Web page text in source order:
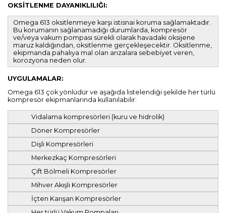
OKSİTLENME DAYANIKLILIĞI:
Omega 613 oksitlenmeye karşı istisnai koruma sağlamaktadır.
Bu korumanın sağlanamadığı durumlarda, kompresör
ve/veya vakum pompası sürekli olarak havadaki oksijene
maruz kaldığından, oksitlenme gerçekleşecektir. Oksitlenme,
ekipmanda pahalıya mal olan arızalara sebebiyet veren,
korozyona neden olur.
UYGULAMALAR:
Omega 613 çok yönlüdür ve aşağıda listelendiği şekilde her türlü
kompresör ekipmanlarında kullanılabilir:
Vidalama kompresörleri (kuru ve hidrolik)
Döner Kompresörler
Dişli Kompresörleri
Merkezkaç Kompresörleri
Çift Bölmeli Kompresörler
Mihver Akışlı Kompresörler
İçten Karışan Kompresörler